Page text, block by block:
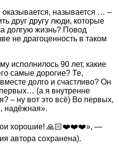
называется … –
друг другу люди, которые
долгую жизнь? Повод
не драгоценность в таком
исполнилось 90 лет, какие
самые дорогие? Те,
долго и счастливо? Он
(а я внутренне
– ну вот это всё) Во первых,
надёжная».
хорошие! 🙏🏻❤️❤️❤️», —
автора сохранена).